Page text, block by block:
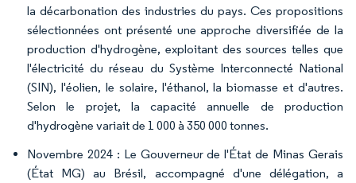
la décarbonation des industries du pays. Ces propositions
sélectionnées ont présenté une approche diversifiée de la
production d'hydrogène, exploitant des sources telles que
l'électricité du réseau du Système Interconnecté National
(SIN), l'éolien, le solaire, l'éthanol, la biomasse et d'autres.
Selon le projet, la capacité annuelle de production
d'hydrogène variait de 1 000 à 350 000 tonnes.
Novembre 2024 : Le Gouverneur de l'État de Minas Gerais
(État MG) au Brésil, accompagné d'une délégation, a